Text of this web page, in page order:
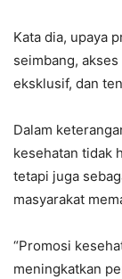
Kata dia, upaya
seimbang,
eksklusif, dan
Dalam
kesehatan tidak
tetapi juga
masyarakat
“Promosi
meningkatkan